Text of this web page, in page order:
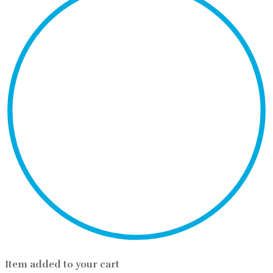
Item added to your cart